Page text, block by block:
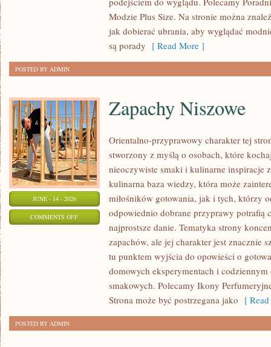
Modzie Plus Size. Na stronie można
jak dobierać ubrania, aby wyglądać
są porady [ Read More ]
POSTED BY ADMIN
JUNE - 14 - 2026
COMMENTS OFFON
Zapachy Niszowe
Orientalno-przyprawowy charakter tej
stworzony z myślą o osobach, które
nieoczywiste smaki i kulinarne inspiracje
kulinarna baza wiedzy, która może
miłośników gotowania, jak i tych, którzy
odpowiednio dobrane przyprawy potrafią
najprostsze danie. Tematyka strony
zapachów, ale jej charakter jest znacznie
tu punktem wyjścia do opowieści o
domowych eksperymentach i
smakowych. Polecamy Ikony
Strona może być postrzegana jako [
POSTED BY ADMIN